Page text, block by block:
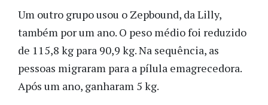
Um outro grupo usou o Zepbound, da Lilly,
também por um ano. O peso médio foi reduzido
de 115,8 kg para 90,9 kg. Na sequência, as
pessoas migraram para a pílula emagrecedora.
Após um ano, ganharam 5 kg.